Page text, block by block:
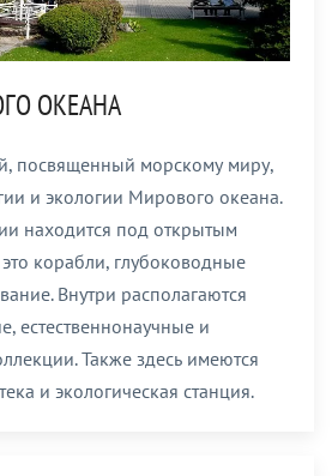
ОКЕАНА
посвященный морскому миру,
и экологии Мирового океана.
находится под открытым
корабли, глубоководные
Внутри располагаются
естественнонаучные и
Также здесь имеются
и экологическая станция.